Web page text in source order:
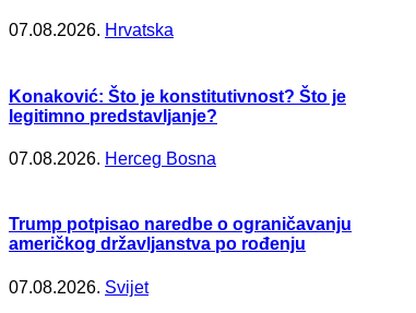
07.08.2026. Hrvatska
Konaković: Što je konstitutivnost? Što je
legitimno predstavljanje?
07.08.2026. Herceg Bosna
Trump potpisao naredbe o ograničavanju
američkog državljanstva po rođenju
07.08.2026. Svijet